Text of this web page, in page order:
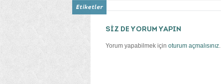
SİZ DE YORUM YAPIN
Yorum yapabilmek için oturum açmalısınız.